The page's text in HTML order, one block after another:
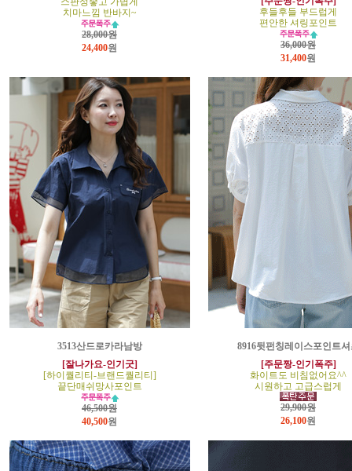
치마느낌 반바지~
28,000원
24,400원
후들후들 부드럽게
편안한 셔링포인트
36,000원
31,400원
3513산드로카라남방
[잘나가요-인기굿]
[하이퀄리티-브랜드퀄리티]
끝단매쉬망사포인트
46,500원
40,500원
8916뒷펀칭레이스포인트셔
[주문짱-인기폭주]
화이트도 비침없어요^^
시원하고 고급스럽게
29,900원
26,100원